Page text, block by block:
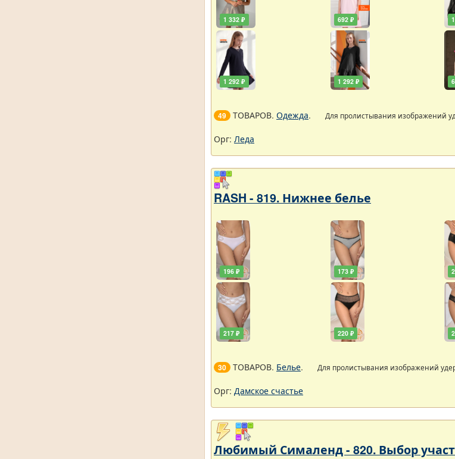
1 332 ₽
1 292 ₽
692 ₽
1 292 ₽
49 ТОВАРОВ. Одежда. Для пролистывания изображений
Орг: Леда
RASH - 819. Нижнее белье
196 ₽
217 ₽
173 ₽
220 ₽
30 ТОВАРОВ. Белье. Для пролистывания изображений
Орг: Дамское счастье
Любимый Сималенд - 820. Выбор